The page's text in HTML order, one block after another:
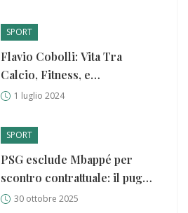
SPORT
Flavio Cobolli: Vita Tra
Calcio, Fitness, e
Ammirazione per Alcaraz
1 luglio 2024
SPORT
PSG esclude Mbappé per
scontro contrattuale: il pugno
duro del club contro il
30 ottobre 2025